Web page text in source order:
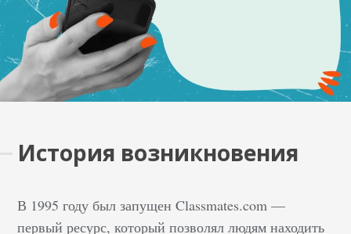
История возникновения
В 1995 году был запущен Classmates.com —
первый ресурс, который позволял людям находить